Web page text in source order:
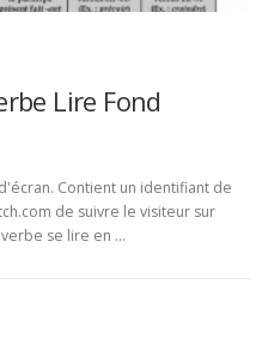
Lire Fond
Contient un identifiant de
de suivre le visiteur sur
se lire en …